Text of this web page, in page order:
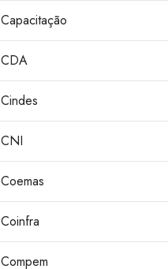
Capacitação
CDA
Cindes
CNI
Coemas
Coinfra
Compem